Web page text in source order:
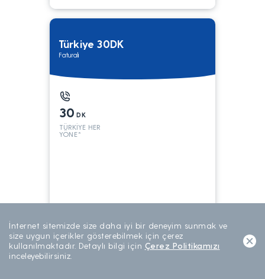
Türkiye 30DK
Faturalı
30 DK
TÜRKİYE HER
YÖNE*
199
AYLIK ABONELİK
İnternet sitemizde size daha iyi bir deneyim sunmak ve
size uygun içerikler gösterebilmek için çerez
kullanılmaktadır. Detaylı bilgi için Çerez Politikamızı
inceleyebilirsiniz.